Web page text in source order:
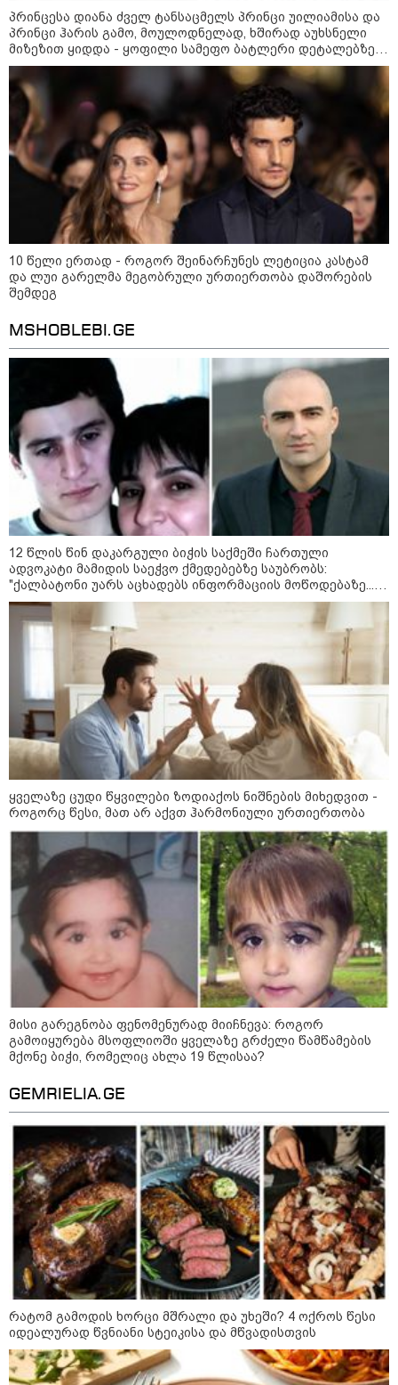
„პრესის საერთაშორისო
ინსტიტუტი“ მზია ამაღლობელის
დაუყოვნებლივ გათავისუფლებას
ადვოკატი - მიუხედავად იმისა,
რომ ნიკა მელიას მიმართ მესამე
განაჩენი დადგა, სასჯელის
შთანთქმის მექანიზმით,
პატიმრობის ვადა არ გაზრდილა
და ის ციხეს 2026 წლის 20
დეკემბერს დატოვებს
მთავრობამ დაამტკიცა 2026-2030
წლების საგზაო უსაფრთხოების
ეროვნული სტრატეგია და
დაღუპულთა რაოდენობის 25%-ით
შემცირებას ითვალისწინებს
ნინო წილოსანი - „ნაციონალური
მოძრაობისგან“ განსხვავებით
ჩვენ 2008 წელსაც ვამბობდით,
რომ რუსეთი ოკუპანტია - მათი
მოქმედების წინაპირობა არის
დავალება და უკრაინაში ომის
დაწყების შემდგომ ეს დავალება
არის რუსოფობობა
საზოგადოება
21:03 / 05-08-2026
რამ გამოიწვია საქართველოს
ელექტროენერგეტიკული სისტემის სრული
გათიშვა - რას ამბობს სემეკ-ის წევრი
14:15 / 06-08-2026
ქუთაისში "ავტო გალერის"
ახალი მულტიბრენდული სივრცე
გაიხსნა
დამტკიცდა საგზაო
უსაფრთხოების ეროვნული
სტრატეგია, რომელიც საგზაო
შემთხვევების შედეგად
დაშავებულთა და დაღუპულთა
რაოდენობის 25%-ით
შემცირებას ითვალისწინებს -
რას მოიცავს ის?
12:54 / 06-08-2026
ტრაგედია ხობში - მდინარე
ხობისწყალში დედა-შვილი
დაიხრჩო
12:28 / 06-08-2026
"თუ ელექტროენერგიის მსგავსი
პრინცესა დიანა ძველ ტანსაცმელს პრინცი უილიამისა და
პრინცი ჰარის გამო, მოულოდნელად, ხშირად აუხსნელი
მიზეზით ყიდდა - ყოფილი სამეფო ბატლერი დეტალებზე
საკუთარ წიგნში საუბრობს
10 წელი ერთად - როგორ შეინარჩუნეს ლეტიცია კასტამ
და ლუი გარელმა მეგობრული ურთიერთობა დაშორების
შემდეგ
MSHOBLEBI.GE
12 წლის წინ დაკარგული ბიჭის საქმეში ჩართული
ადვოკატი მამიდის საეჭვო ქმედებებზე საუბრობს:
"ქალბატონი უარს აცხადებს ინფორმაციის მოწოდებაზე...
წლობით მიმდინარეობდა საქმის ჩაფარცხვის ოპერაცია"
ყველაზე ცუდი წყვილები ზოდიაქოს ნიშნების მიხედვით -
როგორც წესი, მათ არ აქვთ ჰარმონიული ურთიერთობა
მისი გარეგნობა ფენომენურად მიიჩნევა: როგორ
გამოიყურება მსოფლიოში ყველაზე გრძელი წამწამების
მქონე ბიჭი, რომელიც ახლა 19 წლისაა?
GEMRIELIA.GE
რატომ გამოდის ხორცი მშრალი და უხეში? 4 ოქროს წესი
იდეალურად წვნიანი სტეიკისა და მწვადისთვის